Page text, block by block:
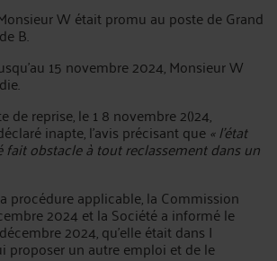
W était promu au poste de Grand
B.
15 novembre 2024, Monsieur W
de reprise, le 1 8 novembre 2()24,
inapte, l'avis précisant que« l'état
fait obstacle à tout reclassement dans un
procédure applicable, la Commission
2024 et la Société a informé le
2024, qu'elle était dans I
proposer un autre emploi et de le